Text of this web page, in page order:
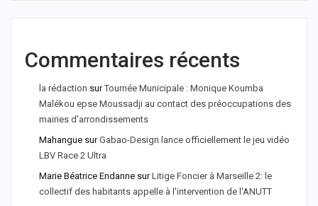
Commentaires récents
la rédaction surTournée Municipale : Monique Koumba
Malékou epse Moussadji au contact des préoccupations des
mairies d'arrondissements
Mahangue surGabao-Design lance officiellement le jeu vidéo
LBV Race 2 Ultra
Marie Béatrice Endanne surLitige Foncier à Marseille 2: le
collectif des habitants appelle à l'intervention de l'ANUTT